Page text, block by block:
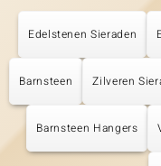
Edelstenen Sieraden
Barnsteen Zilveren
Barnsteen Hangers